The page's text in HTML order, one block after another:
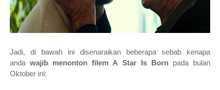
Jadi, di bawah ini disenaraikan beberapa sebab kenapa
andawajib menonton filem A Star Is Bornpada bulan
Oktober ini: